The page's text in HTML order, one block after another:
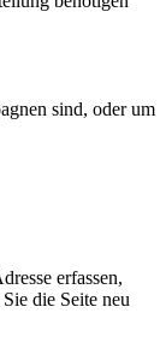
sind, oder um
erfassen,
die Seite neu